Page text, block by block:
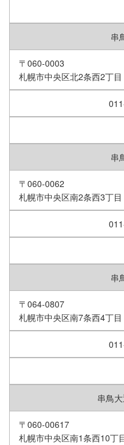
串
〒060-0003
札幌市中央区北2条西2丁
串
〒060-0062
札幌市中央区南2条西3丁
串
〒064-0807
札幌市中央区南7条西4丁
串鳥
〒060-00617
札幌市中央区南1条西10